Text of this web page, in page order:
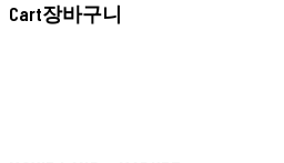
Cart장바구니